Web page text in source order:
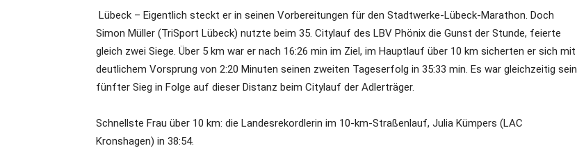
Lübeck – Eigentlich steckt er in seinen Vorbereitungen für den Stadtwerke-Lübeck-Marathon. Doch
Simon Müller (TriSport Lübeck) nutzte beim 35. Citylauf des LBV Phönix die Gunst der Stunde, feierte
gleich zwei Siege. Über 5 km war er nach 16:26 min im Ziel, im Hauptlauf über 10 km sicherten er sich mit
deutlichem Vorsprung von 2:20 Minuten seinen zweiten Tageserfolg in 35:33 min. Es war gleichzeitig sein
fünfter Sieg in Folge auf dieser Distanz beim Citylauf der Adlerträger.
Schnellste Frau über 10 km: die Landesrekordlerin im 10-km-Straßenlauf, Julia Kümpers (LAC
Kronshagen) in 38:54.